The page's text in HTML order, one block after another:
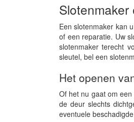
Een slotenmaker kan
of een reparatie. Uw
slotenmaker terecht
sleutel, bel een
Het openen
Of het nu gaat om
de deur slechts
eventuele